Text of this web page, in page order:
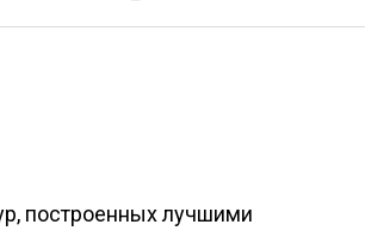
построенных лучшими